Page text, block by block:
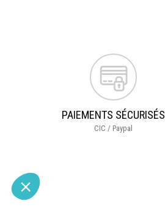
PAIEMENTS SÉCURISÉS
CIC / Paypal